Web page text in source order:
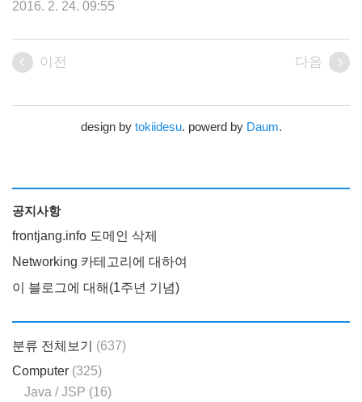
2016. 2. 24. 09:55
이전 다음
design by tokiidesu. powerd by Daum.
공지사항
frontjang.info 도메인 삭제
Networking 카테고리에 대하여
이 블로그에 대해(1주년 기념)
분류 전체보기 (637)
Computer (325)
Java / JSP (16)